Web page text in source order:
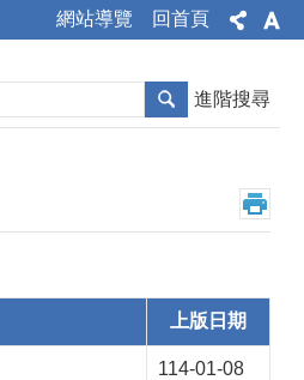
網站導覽 回首頁
進階搜尋
上版日期
114-01-08